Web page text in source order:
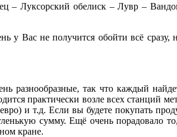
– Луксорский обелиск – Лувр –
у Вас не получится обойти всё
разнообразные, так что каждый
практически возле всех станций
и т.д. Если вы будете покупать
сумму. Ещё очень порадовало
кране.